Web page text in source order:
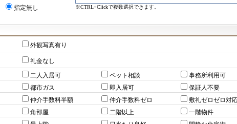
指定無し ※CTRL+Clickで複数選択できます。
外観写真有り
礼金なし
二人入居可 ペット相談
事務所利用可
都市ガス 即入居可
保証人不要
仲介手数料半額 仲介手数料ゼロ 敷礼ゼロゼロ対
角部屋 二階以上
一階物件